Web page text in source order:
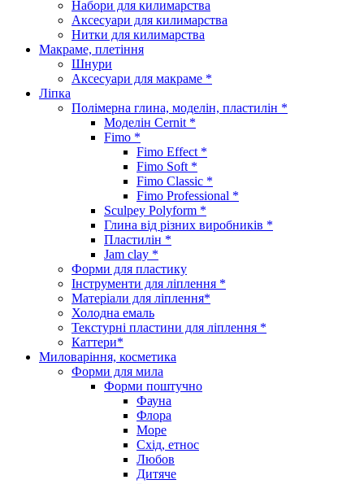
Набори для килимарства
Аксесуари для килимарства
Нитки для килимарства
Макраме, плетіння
Шнури
Аксесуари для макраме *
Ліпка
Полімерна глина, моделін, пластилін *
Моделін Cernit *
Fimo *
Fimo Effect *
Fimo Soft *
Fimo Classic *
Fimo Professional *
Sculpey Polyform *
Глина від різних виробників *
Пластилін *
Jam clay *
Форми для пластику
Інструменти для ліплення *
Матеріали для ліплення*
Холодна емаль
Текстурні пластини для ліплення *
Каттери*
Миловаріння, косметика
Форми для мила
Форми поштучно
Фауна
Флора
Море
Схід, етнос
Любов
Дитяче